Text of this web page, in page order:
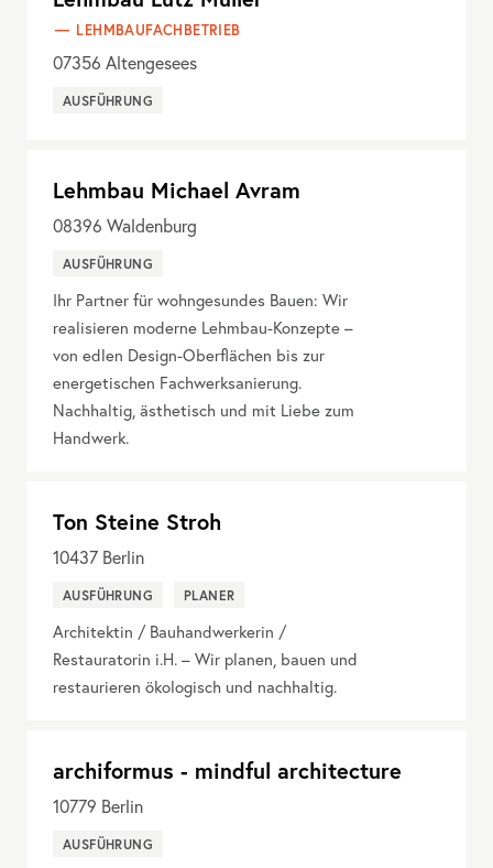
LEHMBAUFACHBETRIEB
07356 Altengesees
AUSFÜHRUNG
Lehmbau Michael Avram
08396 Waldenburg
AUSFÜHRUNG
Ihr Partner für wohngesundes Bauen: Wir
realisieren moderne Lehmbau-Konzepte –
von edlen Design-Oberflächen bis zur
energetischen Fachwerksanierung.
Nachhaltig, ästhetisch und mit Liebe zum
Handwerk.
Ton Steine Stroh
10437 Berlin
AUSFÜHRUNG PLANER
Architektin / Bauhandwerkerin /
Restauratorin i.H. – Wir planen, bauen und
restaurieren ökologisch und nachhaltig.
archiformus - mindful architecture
10779 Berlin
AUSFÜHRUNG